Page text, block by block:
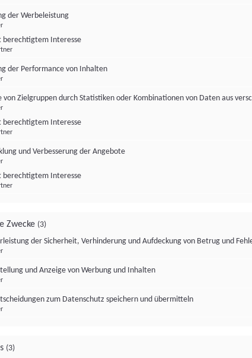
der Werbeleistung
berechtigtem Interesse
der Performance von Inhalten
von Zielgruppen durch Statistiken oder Kombinationen von Daten aus
berechtigtem Interesse
und Verbesserung der Angebote
berechtigtem Interesse
Zwecke (3)
der Sicherheit, Verhinderung und Aufdeckung von Betrug und
und Anzeige von Werbung und Inhalten
zum Datenschutz speichern und übermitteln
(3)